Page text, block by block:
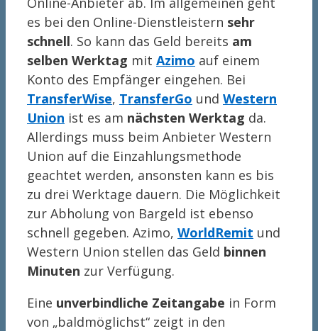
es bei den Online-Dienstleistern sehr
schnell. So kann das Geld bereits am
selben Werktag mit Azimo auf einem
Konto des Empfänger eingehen. Bei
TransferWise, TransferGo und Western
Union ist es am nächsten Werktag da.
Allerdings muss beim Anbieter Western
Union auf die Einzahlungsmethode
geachtet werden, ansonsten kann es bis
zu drei Werktage dauern. Die Möglichkeit
zur Abholung von Bargeld ist ebenso
schnell gegeben. Azimo, WorldRemit und
Western Union stellen das Geld binnen
Minuten zur Verfügung.
Eine unverbindliche Zeitangabe in Form
von „baldmöglichst“ zeigt in den